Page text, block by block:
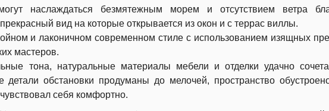
наслаждаться безмятежным морем и отсутствием ветра
вид на которые открывается из окон и с террас виллы.
и лаконичном современном стиле с использованием изящных
мастеров.
тона, натуральные материалы мебели и отделки удачно
детали обстановки продуманы до мелочей, пространство
себя комфортно.